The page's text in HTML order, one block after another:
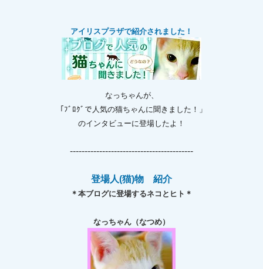
アイリスプラザで紹介されました！
なっちゃんが、
「ﾌﾞﾛｸﾞで人気の猫ちゃんに聞きました！」
のインタビューに登場したよ！
------------------------------------------
登場人(猫)物 紹介
＊本ブログに登場するネコとヒト＊
なっちゃん（なつめ）